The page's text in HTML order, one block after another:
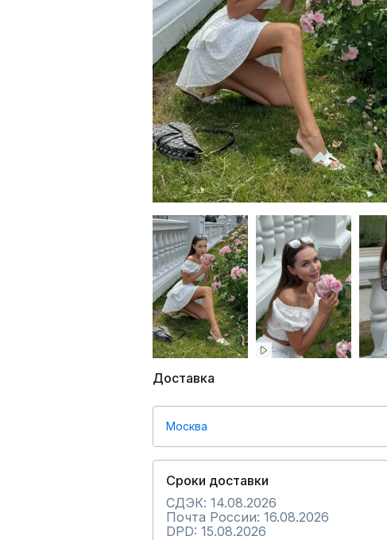
Доставка
Москва
Сроки доставки
СДЭК: 14.08.2026
Почта России: 16.08.2026
DPD: 15.08.2026